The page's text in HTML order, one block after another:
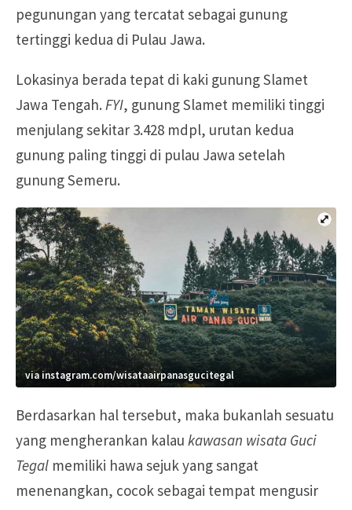
pegunungan yang tercatat sebagai gunung
tertinggi kedua di Pulau Jawa.
Lokasinya berada tepat di kaki gunung Slamet
Jawa Tengah. FYI, gunung Slamet memiliki tinggi
menjulang sekitar 3.428 mdpl, urutan kedua
gunung paling tinggi di pulau Jawa setelah
gunung Semeru.
via instagram.com/wisataairpanasgucitegal
Berdasarkan hal tersebut, maka bukanlah sesuatu
yang mengherankan kalau kawasan wisata Guci
Tegal memiliki hawa sejuk yang sangat
menenangkan, cocok sebagai tempat mengusir